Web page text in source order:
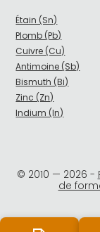
Étain (Sn)
Plomb (Pb)
Cuivre (Cu)
Antimoine (Sb)
Bismuth (Bi)
Zinc (Zn)
Indium (In)
© 2010 — 2026 -
de